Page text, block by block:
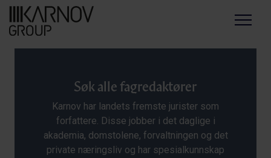
Menu
Søk alle fagredaktører
Karnov har landets fremste jurister som
forfattere. Disse jobber i det daglige i
akademia, domstolene, forvaltningen og det
private næringsliv og har spesialkunnskap